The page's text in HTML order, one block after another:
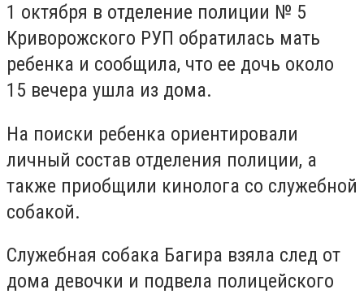
1 октября в отделение полиции № 5
Криворожского РУП обратилась мать
ребенка и сообщила, что ее дочь около
15 вечера ушла из дома.
На поиски ребенка ориентировали
личный состав отделения полиции, а
также приобщили кинолога со служебной
собакой.
Служебная собака Багира взяла след от
дома девочки и подвела полицейского